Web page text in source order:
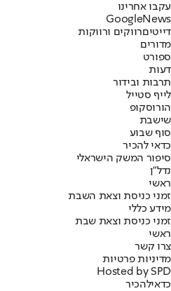
עקבו אחרינו
Googl eNews
דייטיםרווקים ורווקות
מדורים
ספורט
דעות
תרבות ובידור
לייף סטייל
הורוסקופ
שישבת
סוף שבוע
כדאי להכיר
סיפור המשק הישראלי
נדל"ן
ראשי
זמני כניסת וצאת השבת
מידע כללי
זמני כניסת וצאת שבת
ראשי
צרו קשר
מדיניות פרטיות
Hosted by SPD
כדאילהכיר